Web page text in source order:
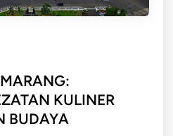
KULINER
BUDAYA